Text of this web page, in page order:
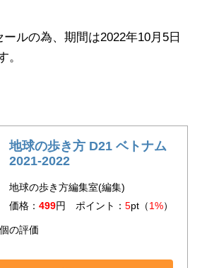
ルの為、期間は2022年10月5日
。
地球の歩き方 D21 ベトナム
2021-2022
地球の歩き方編集室(編集)
価格： 499円 ポイント： 5pt（1%）
の評価